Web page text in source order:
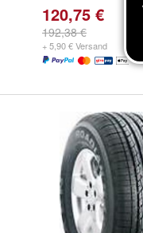
120,75 €
192,38 €
+ 5,90 € Versand